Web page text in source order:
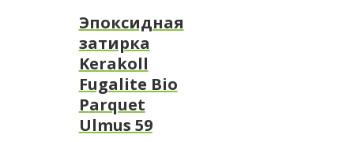
Эпоксидная
затирка
Kerakoll
Fugalite Bio
Parquet
Ulmus 59